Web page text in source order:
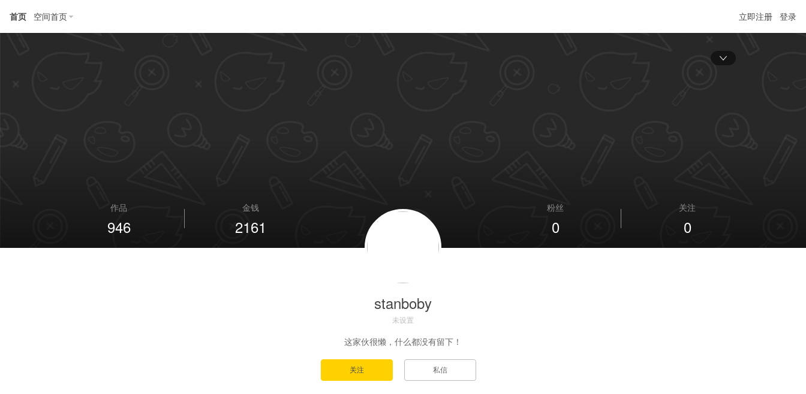
立即注册 登录
首页 空间首页
作品
946
金钱
2161
关注
0
粉丝
0
stanboby
未设置
这家伙很懒，什么都没有留下！